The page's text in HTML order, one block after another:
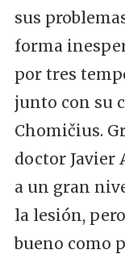
sus
forma
por tres
junto con su
Chomičius.
doctor Javier
a un gran
la lesión,
bueno como